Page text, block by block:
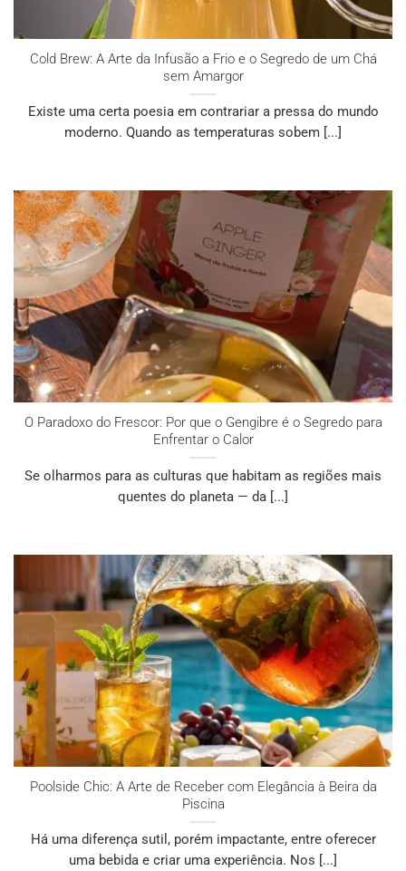
Cold Brew: A Arte da Infusão a Frio e o Segredo de um Chá
sem Amargor
Existe uma certa poesia em contrariar a pressa do mundo
moderno. Quando as temperaturas sobem [...]
O Paradoxo do Frescor: Por que o Gengibre é o Segredo para
Enfrentar o Calor
Se olharmos para as culturas que habitam as regiões mais
quentes do planeta — da [...]
Poolside Chic: A Arte de Receber com Elegância à Beira da
Piscina
Há uma diferença sutil, porém impactante, entre oferecer
uma bebida e criar uma experiência. Nos [...]